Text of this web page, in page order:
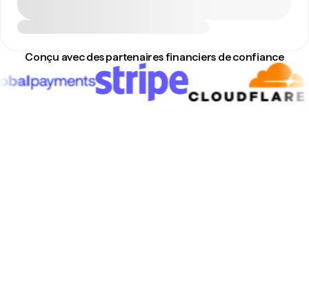
Conçu avec des partenaires financiers de confiance